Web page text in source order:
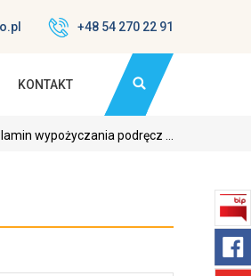
+48 54 270 22 91
KONTAKT
wypożyczania podręcz ...